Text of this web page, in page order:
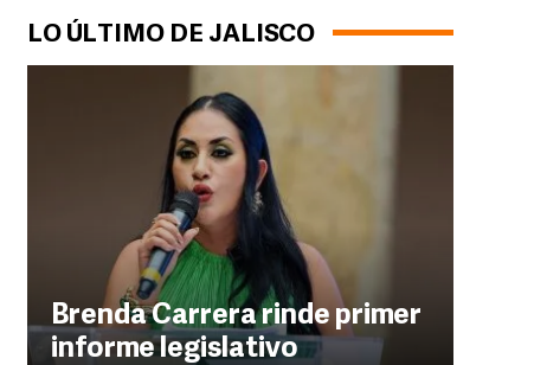
LO ÚLTIMO DE JALISCO
Brenda Carrera rinde primer
informe legislativo